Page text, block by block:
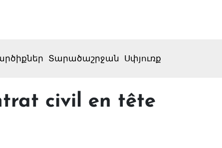
Տարածաշրջան Սփյուռք
civil en tête